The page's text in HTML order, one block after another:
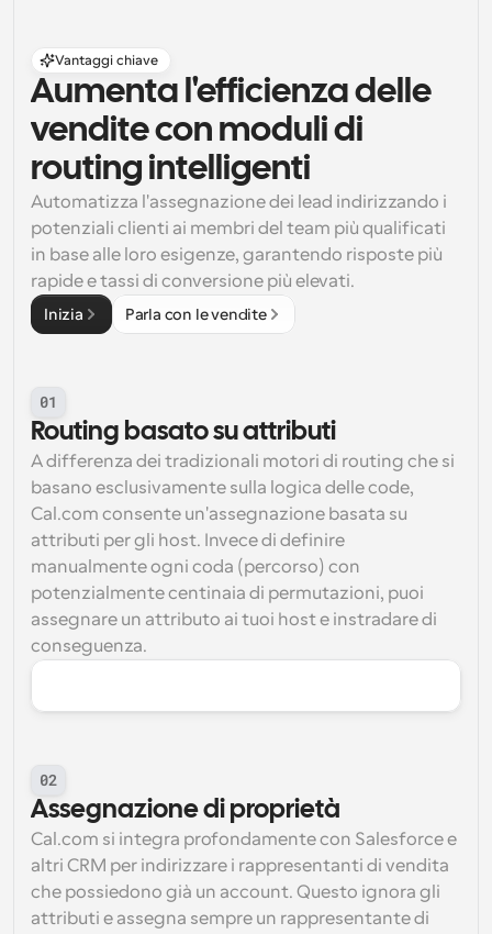
Vantaggi chiave
Aumenta l'efficienza delle
vendite con moduli di
routing intelligenti
Automatizza l'assegnazione dei lead indirizzando i
potenziali clienti ai membri del team più qualificati
in base alle loro esigenze, garantendo risposte più
rapide e tassi di conversione più elevati.
Inizia Parla con le vendite
01
Routing basato su attributi
A differenza dei tradizionali motori di routing che si
basano esclusivamente sulla logica delle code,
Cal.com consente un'assegnazione basata su
attributi per gli host. Invece di definire
manualmente ogni coda (percorso) con
potenzialmente centinaia di permutazioni, puoi
assegnare un attributo ai tuoi host e instradare di
conseguenza.
02
Assegnazione di proprietà
Cal.com si integra profondamente con Salesforce e
altri CRM per indirizzare i rappresentanti di vendita
che possiedono già un account. Questo ignora gli
attributi e assegna sempre un rappresentante di